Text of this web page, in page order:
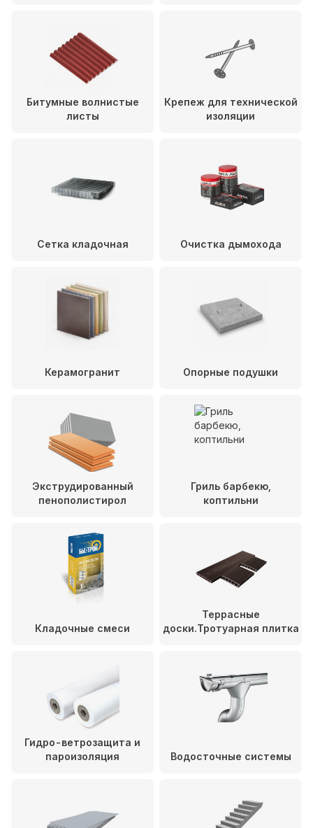
Битумные волнистые
листы
Крепеж для технической
изоляции
Сетка кладочная Очистка дымохода
Керамогранит Опорные подушки
Экструдированный
пенополистирол
Гриль барбекю,
коптильни
Кладочные смеси
Террасные
доски.Тротуарная плитка
Гидро-ветрозащита и
пароизоляция
Водосточные системы